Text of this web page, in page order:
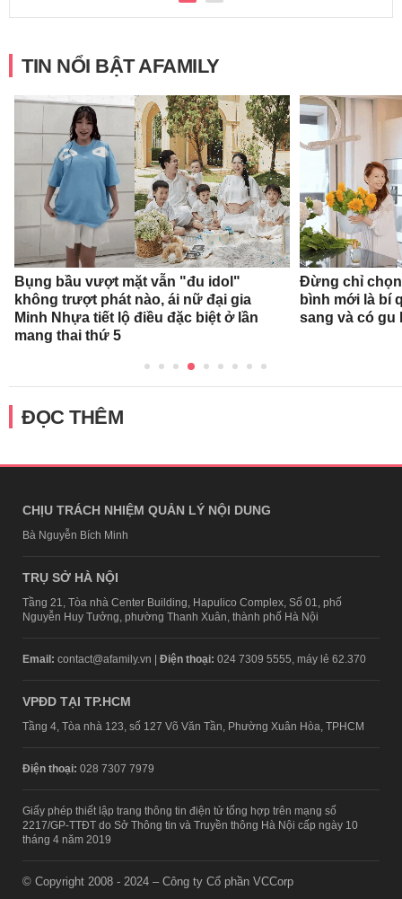
TIN NỔI BẬT AFAMILY
Bụng bầu vượt mặt vẫn "đu idol"
không trượt phát nào, ái nữ đại gia
Minh Nhựa tiết lộ điều đặc biệt ở lần
mang thai thứ 5
Đừng chỉ
bình mới là bí
sang và có gu
ĐỌC THÊM
CHỊU TRÁCH NHIỆM QUẢN LÝ NỘI DUNG
Bà Nguyễn Bích Minh
TRỤ SỞ HÀ NỘI
Tầng 21, Tòa nhà Center Building, Hapulico Complex, Số 01, phố
Nguyễn Huy Tưởng, phường Thanh Xuân, thành phố Hà Nội
Email: contact@afamily.vn | Điện thoại: 024 7309 5555, máy lẻ 62.370
VPĐD TẠI TP.HCM
Tầng 4, Tòa nhà 123, số 127 Võ Văn Tần, Phường Xuân Hòa, TPHCM
Điện thoại: 028 7307 7979
Giấy phép thiết lập trang thông tin điện tử tổng hợp trên mạng số
2217/GP-TTĐT do Sở Thông tin và Truyền thông Hà Nội cấp ngày 10
tháng 4 năm 2019
© Copyright 2008 - 2024 – Công ty Cổ phần VCCorp